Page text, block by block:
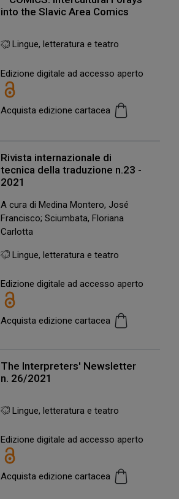
into the Slavic Area Comics
Lingue, letteratura e teatro
Edizione digitale ad accesso aperto
Acquista edizione cartacea
Rivista internazionale di
tecnica della traduzione n.23 -
2021
A cura di Medina Montero, José
Francisco; Sciumbata, Floriana
Carlotta
Lingue, letteratura e teatro
Edizione digitale ad accesso aperto
Acquista edizione cartacea
The Interpreters' Newsletter
n. 26/2021
Lingue, letteratura e teatro
Edizione digitale ad accesso aperto
Acquista edizione cartacea